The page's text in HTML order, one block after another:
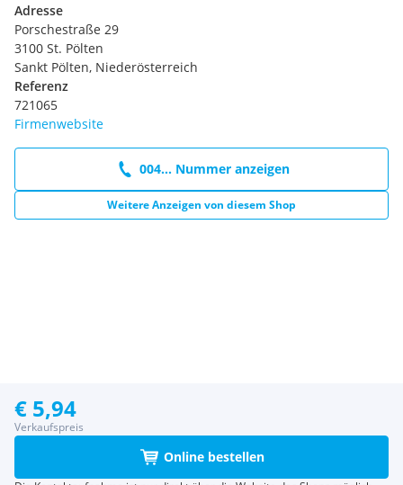
Adresse
Porschestraße 29
3100 St. Pölten
Sankt Pölten, Niederösterreich
Referenz
721065
Firmenwebsite
004... Nummer anzeigen
Weitere Anzeigen von diesem Shop
€ 5,94
Verkaufspreis
Online bestellen